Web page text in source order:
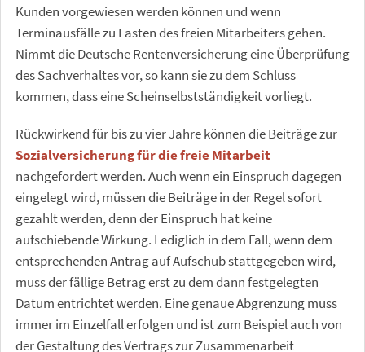
Kunden vorgewiesen werden können und wenn
Terminausfälle zu Lasten des freien Mitarbeiters gehen.
Nimmt die Deutsche Rentenversicherung eine Überprüfung
des Sachverhaltes vor, so kann sie zu dem Schluss
kommen, dass eine Scheinselbstständigkeit vorliegt.
Rückwirkend für bis zu vier Jahre können die Beiträge zur
Sozialversicherung für die freie Mitarbeit
nachgefordert werden. Auch wenn ein Einspruch dagegen
eingelegt wird, müssen die Beiträge in der Regel sofort
gezahlt werden, denn der Einspruch hat keine
aufschiebende Wirkung. Lediglich in dem Fall, wenn dem
entsprechenden Antrag auf Aufschub stattgegeben wird,
muss der fällige Betrag erst zu dem dann festgelegten
Datum entrichtet werden. Eine genaue Abgrenzung muss
immer im Einzelfall erfolgen und ist zum Beispiel auch von
der Gestaltung des Vertrags zur Zusammenarbeit